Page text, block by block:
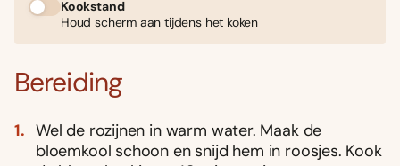
Kookstand
Houd scherm aan tijdens het koken
Bereiding
Wel de rozijnen in warm water. Maak de
bloemkool schoon en snijd hem in roosjes. Kook